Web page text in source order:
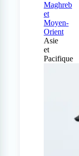
Maghreb
et
Moyen-
Orient
Asie
et
Pacifique